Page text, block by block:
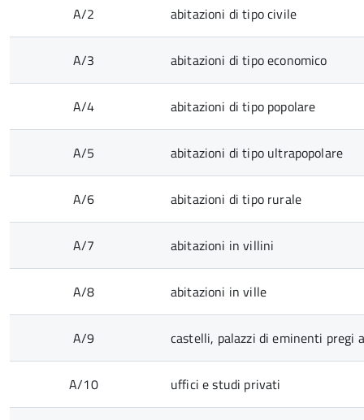
A/2 abitazioni di tipo civile
A/3 abitazioni di tipo economico
A/4 abitazioni di tipo popolare
A/5 abitazioni di tipo ultrapopolare
A/6 abitazioni di tipo rurale
A/7 abitazioni in villini
A/8 abitazioni in ville
A/9 castelli, palazzi di eminenti pregi
A/10 uffici e studi privati